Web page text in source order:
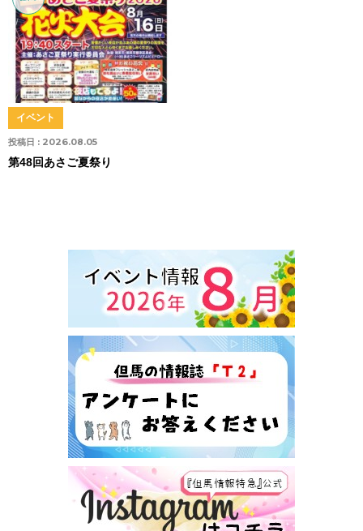
投稿日 : 2026.08.05
イベント
第48回あさご夏祭り